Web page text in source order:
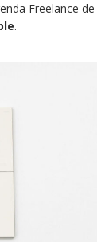
Freelance de
.